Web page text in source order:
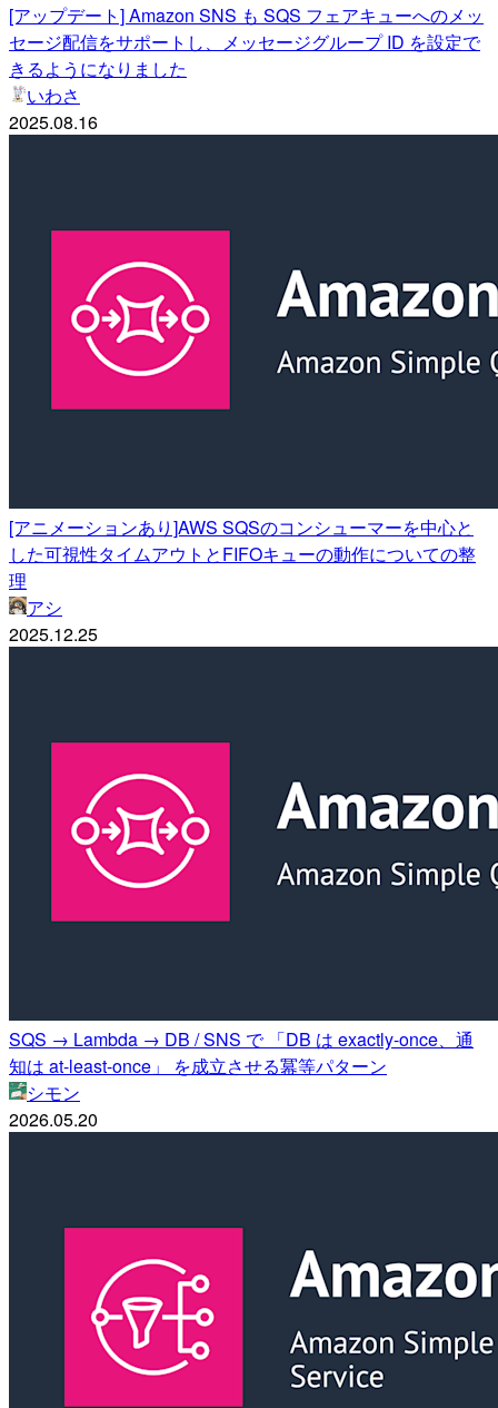
[アップデート] Amazon SNS も SQS フェアキューへのメッ
セージ配信をサポートし、メッセージグループ ID を設定で
きるようになりました
いわさ
2025.08.16
[アニメーションあり]AWS SQSのコンシューマーを中心と
した可視性タイムアウトとFIFOキューの動作についての整
理
アシ
2025.12.25
SQS → Lambda → DB / SNS で 「DB は exactly-once、通
知は at-least-once」 を成立させる冪等パターン
シモン
2026.05.20